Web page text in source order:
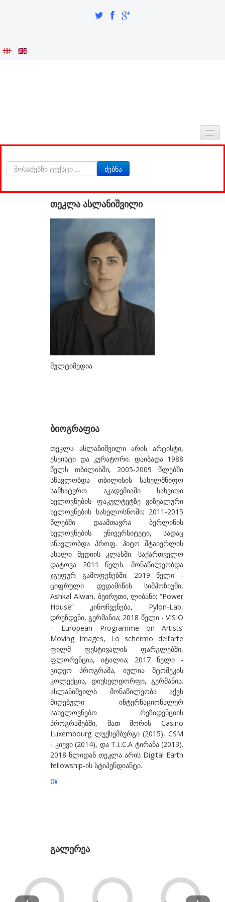
ᲩᲕᲔᲜᲡ ᲨᲔᲡᲐᲮᲔᲑ
ალექსი-მესხიშვილი ქეთუთა
ამაშუკელი გუჯი
ახობაძე ცირა
ბერიძე ალექსანდრე
ბეროზაშვილი ზურაბ
ბჟალავა ჯემალ
ბუგიანი ირაკლი
გაბიანი ირინა
გაგოშიძე გიორგი
გაგოშიძე ნანა
გაგოშიძე ნინო
გამსახურდია ნინა
გეგია ალექსი
გველესიანი მაგდა
გვეტაძე თეა
გზირიშვილი ანა
გუგენჰეიმი ბეგი
გულიშვილი ზურაბ
გულუა ლია
დაბრუნდაშვილი პაპუნა
ესართია ხატია
ვაჩნაძე თინა
ძებნა
თეკლა ასლანიშვილი
მულტიმედია
ბიოგრაფია
თეკლა ასლანიშვილი არის არტისტი,
ესეისტი და კურატორი. დაიბადა 1988
წელს თბილისში, 2005-2009 წლებში
სწავლობდა თბილისის სახელმწიფო
სამხატვრო აკადემიაში სახვითი
ხელოვნების ფაკულტეტზე ვიზუალური
ხელოვნების სახელოსნოში; 2011-2015
წლებში დაამთავრა ბერლინის
ხელოვნების უნივერსიტეტი, სადაც
სწავლობდა პროფ. ჰიტო შტაიერლის
ახალი მედიის კლასში. საქართველო
დატოვა 2011 წელს. მონაწილეობდა
ჯგუფურ გამოფენებში: 2019 წელი -
ციფრული დედამიწის სიმპოზიუმი,
Ashkal Alwan, ბეირუთი, ლიბანი; “Power
House” კინოჩვენება, Pylon-Lab,
დრეზდენი, გერმანია; 2018 წელი - VISIO
– European Programme on Artists’
Moving Images, Lo schermo dell’arte
ფილმ ფესტივალის ფარგლებში,
ფლორენცია, იტალია; 2017 წელი -
ვიდეო პროგრამა, იულია შტოშეკის
კოლექცია, დიუსელდორფი, გერმანია.
ასლანიშვილს მონაწილეობა აქვს
მიღებული ინტერნაციონალურ
სახელოვნებო რეზიდენციის
პროგრამებში, მათ შორის Casino
Luxembourg ლუქსემბურგი (2015), CSM
- კიევი (2014), და T.I..C.A ტირანა (2013).
2018 წლიდან თეკლა არის Digital Earth
fellowship-ის სტიპენდიანტი.
CV
გალერეა